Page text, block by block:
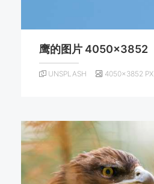
鹰的图片 4050×3852
UNSPLASH 4050×3852 PX